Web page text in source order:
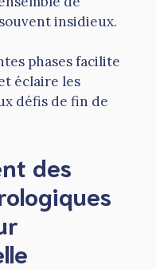
insidieux.
phases facilite
éclaire les
défis de fin de
des